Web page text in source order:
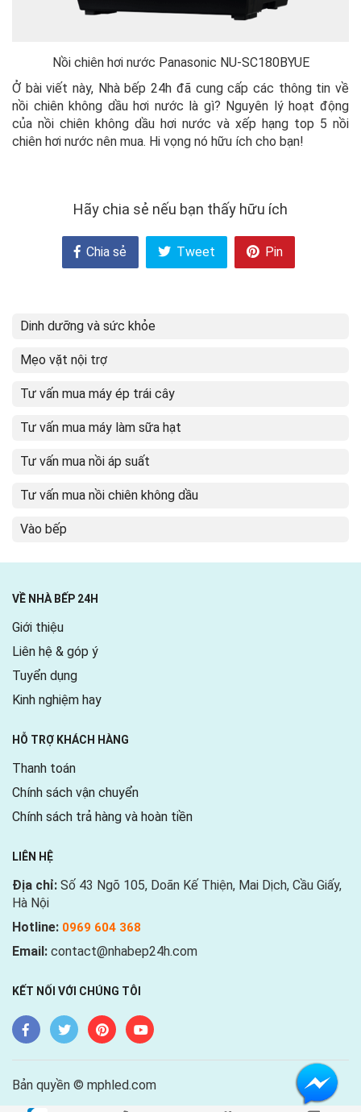
Nồi chiên hơi nước Panasonic NU-SC180BYUE
Ở bài viết này, Nhà bếp 24h đã cung cấp các thông tin về
nồi chiên không dầu hơi nước là gì? Nguyên lý hoạt động
của nồi chiên không dầu hơi nước và xếp hạng top 5 nồi
chiên hơi nước nên mua. Hi vọng nó hữu ích cho bạn!
Hãy chia sẻ nếu bạn thấy hữu ích
Chia sẻ Tweet Pin
Dinh dưỡng và sức khỏe
Mẹo vặt nội trợ
Tư vấn mua máy ép trái cây
Tư vấn mua máy làm sữa hạt
Tư vấn mua nồi áp suất
Tư vấn mua nồi chiên không dầu
Vào bếp
VỀ NHÀ BẾP 24H
Giới thiệu
Liên hệ & góp ý
Tuyển dụng
Kinh nghiệm hay
HỖ TRỢ KHÁCH HÀNG
Thanh toán
Chính sách vận chuyển
Chính sách trả hàng và hoàn tiền
LIÊN HỆ
Địa chỉ: Số 43 Ngõ 105, Doãn Kế Thiện, Mai Dịch, Cầu Giấy,
Hà Nội
Hotline: 0969 604 368
Email: contact@nhabep24h.com
KẾT NỐI VỚI CHÚNG TÔI
Bản quyền © mphled.com